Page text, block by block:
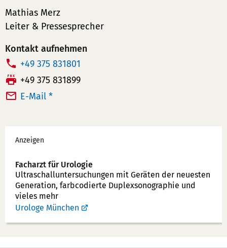
Mathias Merz
Leiter & Pressesprecher
Kontakt aufnehmen
T
e
l
n
u
m
m
e
r:
+49 375 831801
F
a
+49 375 831899
E-Mail *
Werbung
Anzeigen
Facharzt für Urologie
Ultraschallunter­suchungen mit Geräten der neuesten
Generation, farbcodierte Duplex­sonographie und
vieles mehr
Urologe München